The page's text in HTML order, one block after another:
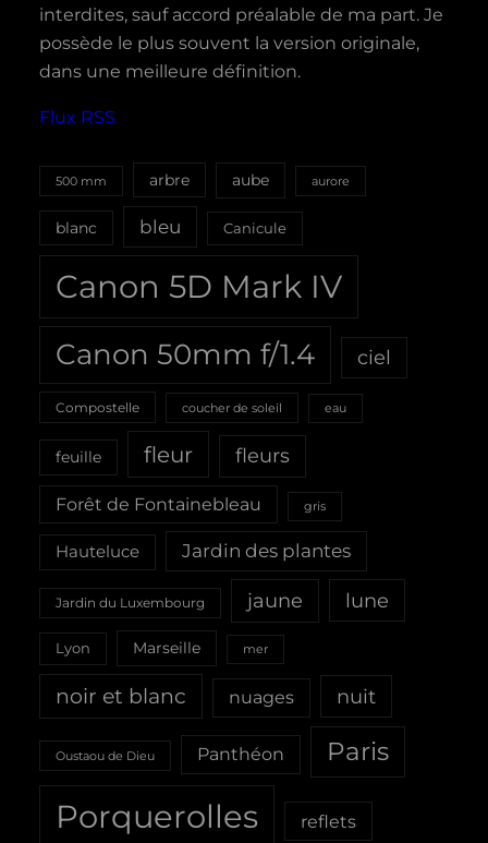
interdites, sauf accord préalable de ma part. Je
possède le plus souvent la version originale,
dans une meilleure définition.
Flux RSS
500 mm arbre aube aurore
blanc bleu Canicule
Canon 5D Mark IV
Canon 50mm f/1.4 ciel
Compostelle coucher de soleil eau
feuille fleur fleurs
Forêt de Fontainebleau gris
Hauteluce Jardin des plantes
Jardin du Luxembourg jaune lune
Lyon Marseille mer
noir et blanc nuages nuit
Oustaou de Dieu Panthéon Paris
Porquerolles reflets